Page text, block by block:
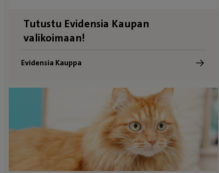
Tutustu Evidensia Kaupan
valikoimaan!
Evidensia Kauppa